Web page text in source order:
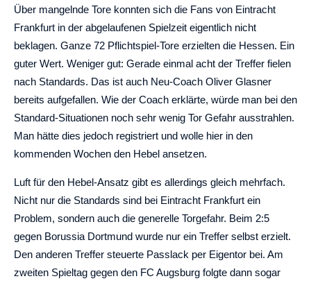
Über mangelnde Tore konnten sich die Fans von Eintracht
Frankfurt in der abgelaufenen Spielzeit eigentlich nicht
beklagen. Ganze 72 Pflichtspiel-Tore erzielten die Hessen. Ein
guter Wert. Weniger gut: Gerade einmal acht der Treffer fielen
nach Standards. Das ist auch Neu-Coach Oliver Glasner
bereits aufgefallen. Wie der Coach erklärte, würde man bei den
Standard-Situationen noch sehr wenig Tor Gefahr ausstrahlen.
Man hätte dies jedoch registriert und wolle hier in den
kommenden Wochen den Hebel ansetzen.
Luft für den Hebel-Ansatz gibt es allerdings gleich mehrfach.
Nicht nur die Standards sind bei Eintracht Frankfurt ein
Problem, sondern auch die generelle Torgefahr. Beim 2:5
gegen Borussia Dortmund wurde nur ein Treffer selbst erzielt.
Den anderen Treffer steuerte Passlack per Eigentor bei. Am
zweiten Spieltag gegen den FC Augsburg folgte dann sogar